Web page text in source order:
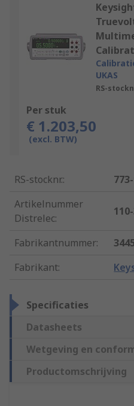
UKAS
RS-
Per stuk
€ 1.203,50
(excl. BTW)
RS-stocknr.:
Artikelnummer
Distrelec:
Fabrikantnummer:
Fabrikant:
Specificaties
Datasheets
Wetgeving en
Productomschrijving